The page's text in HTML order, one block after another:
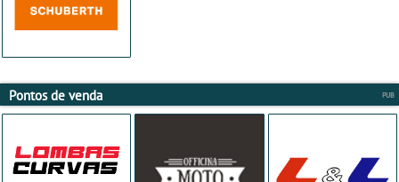
Pontos de venda